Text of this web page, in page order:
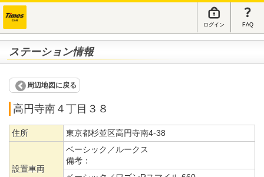
ログイン FAQ
ステーション情報
周辺地図に戻る
高円寺南４丁目３８
住所 東京都杉並区高円寺南4-38
設置車両
ベーシック／ルークス
備考：